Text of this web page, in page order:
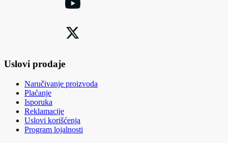
Uslovi prodaje
Naručivanje proizvoda
Plaćanje
Isporuka
Reklamacije
Uslovi korišćenja
Program lojalnosti